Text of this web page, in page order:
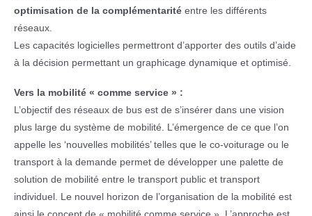
optimisation de la complémentarité entre les différents
réseaux.
Les capacités logicielles permettront d’apporter des outils d’aide
à la décision permettant un graphicage dynamique et optimisé.
Vers la mobilité « comme service » :
L’objectif des réseaux de bus est de s’insérer dans une vision
plus large du système de mobilité. L’émergence de ce que l’on
appelle les ‘nouvelles mobilités’ telles que le co-voiturage ou le
transport à la demande permet de développer une palette de
solution de mobilité entre le transport public et transport
individuel. Le nouvel horizon de l’organisation de la mobilité est